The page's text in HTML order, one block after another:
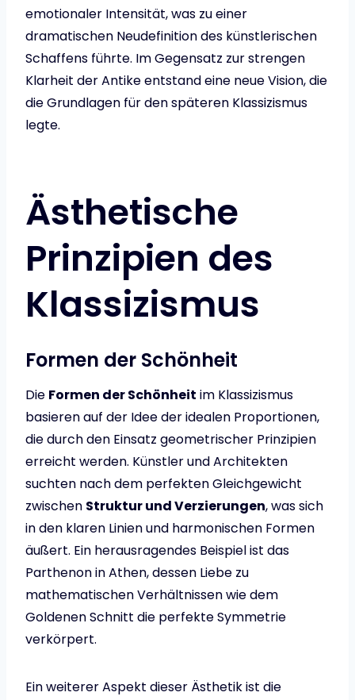
emotionaler Intensität, was zu einer
dramatischen Neudefinition des künstlerischen
Schaffens führte. Im Gegensatz zur strengen
Klarheit der Antike entstand eine neue Vision, die
die Grundlagen für den späteren Klassizismus
legte.
Ästhetische
Prinzipien des
Klassizismus
Formen der Schönheit
Die Formen der Schönheit im Klassizismus
basieren auf der Idee der idealen Proportionen,
die durch den Einsatz geometrischer Prinzipien
erreicht werden. Künstler und Architekten
suchten nach dem perfekten Gleichgewicht
zwischen Struktur und Verzierungen, was sich
in den klaren Linien und harmonischen Formen
äußert. Ein herausragendes Beispiel ist das
Parthenon in Athen, dessen Liebe zu
mathematischen Verhältnissen wie dem
Goldenen Schnitt die perfekte Symmetrie
verkörpert.
Ein weiterer Aspekt dieser Ästhetik ist die